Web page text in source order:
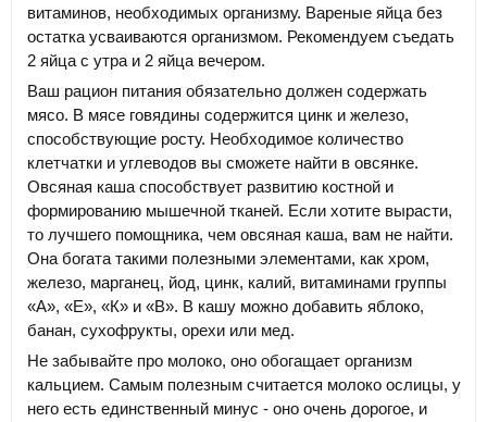
витаминов, необходимых организму. Вареные яйца без
остатка усваиваются организмом. Рекомендуем съедать
2 яйца с утра и 2 яйца вечером.
Ваш рацион питания обязательно должен содержать
мясо. В мясе говядины содержится цинк и железо,
способствующие росту. Необходимое количество
клетчатки и углеводов вы сможете найти в овсянке.
Овсяная каша способствует развитию костной и
формированию мышечной тканей. Если хотите вырасти,
то лучшего помощника, чем овсяная каша, вам не найти.
Она богата такими полезными элементами, как хром,
железо, марганец, йод, цинк, калий, витаминами группы
«А», «Е», «К» и «В». В кашу можно добавить яблоко,
банан, сухофрукты, орехи или мед.
Не забывайте про молоко, оно обогащает организм
кальцием. Самым полезным считается молоко ослицы, у
него есть единственный минус - оно очень дорогое, и